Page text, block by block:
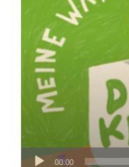
Audio-00:00